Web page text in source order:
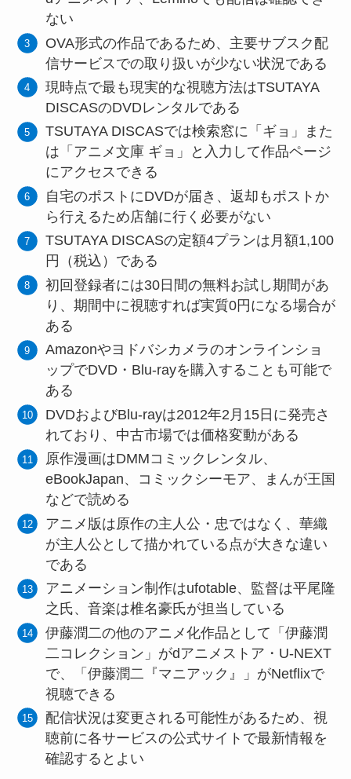
ない
OVA形式の作品であるため、主要サブスク配
信サービスでの取り扱いが少ない状況である
現時点で最も現実的な視聴方法はTSUTAYA
DISCASのDVDレンタルである
TSUTAYA DISCASでは検索窓に「ギョ」また
は「アニメ文庫 ギョ」と入力して作品ページ
にアクセスできる
自宅のポストにDVDが届き、返却もポストか
ら行えるため店舗に行く必要がない
TSUTAYA DISCASの定額4プランは月額1,100
円（税込）である
初回登録者には30日間の無料お試し期間があ
り、期間中に視聴すれば実質0円になる場合が
ある
Amazonやヨドバシカメラのオンラインショ
ップでDVD・Blu-rayを購入することも可能で
ある
DVDおよびBlu-rayは2012年2月15日に発売さ
れており、中古市場では価格変動がある
原作漫画はDMMコミックレンタル、
eBookJapan、コミックシーモア、まんが王国
などで読める
アニメ版は原作の主人公・忠ではなく、華織
が主人公として描かれている点が大きな違い
である
アニメーション制作はufotable、監督は平尾隆
之氏、音楽は椎名豪氏が担当している
伊藤潤二の他のアニメ化作品として「伊藤潤
二コレクション」がdアニメストア・U-NEXT
で、「伊藤潤二『マニアック』」がNetflixで
視聴できる
配信状況は変更される可能性があるため、視
聴前に各サービスの公式サイトで最新情報を
確認するとよい